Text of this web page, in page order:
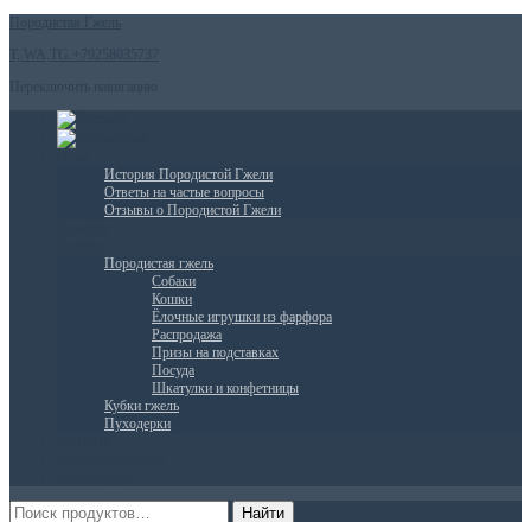
История Породистой Гжели
Ответы на частые вопросы
Отзывы о Породистой Гжели
Породистая гжель
Собаки
Кошки
Ёлочные игрушки из фарфора
Распродажа
Призы на подставках
Посуда
Шкатулки и конфетницы
Кубки гжель
Пуходерки